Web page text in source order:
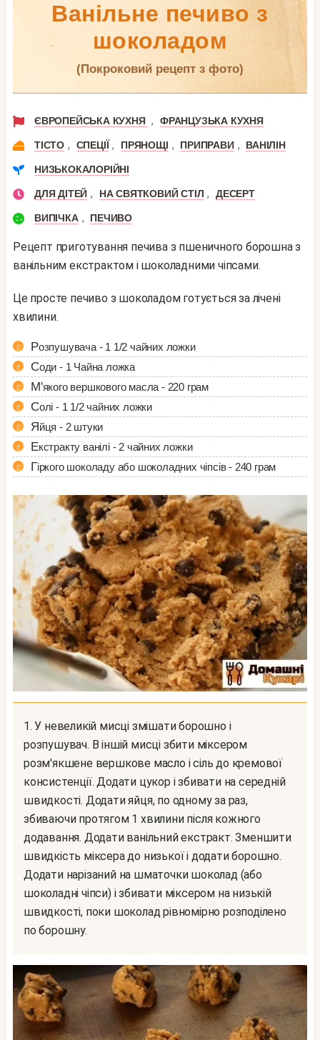
Ванільне печиво з
шоколадом
(покроковий рецепт з фото)
ЄВРОПЕЙСЬКА КУХНЯ , ФРАНЦУЗЬКА КУХНЯ
ТІСТО , СПЕЦІЇ , ПРЯНОЩІ , ПРИПРАВИ , ВАНІЛІН
НИЗЬКОКАЛОРІЙНІ
ДЛЯ ДІТЕЙ , НА СВЯТКОВИЙ СТІЛ , ДЕСЕРТ
ВИПІЧКА , ПЕЧИВО
Рецепт приготування печива з пшеничного борошна з
ванільним екстрактом і шоколадними чіпсами.
Це просте печиво з шоколадом готується за лічені
хвилини.
Розпушувача - 1 1/2 чайних ложки
Соди - 1 Чайна ложка
М'якого вершкового масла - 220 грам
Солі - 1 1/2 чайних ложки
Яйця - 2 штуки
Екстракту ванілі - 2 чайних ложки
Гіркого шоколаду або шоколадних чіпсів - 240 грам
1. У невеликій мисці змішати борошно і
розпушувач. В іншій мисці збити міксером
розм'якшене вершкове масло і сіль до кремової
консистенції. Додати цукор і збивати на середній
швидкості. Додати яйця, по одному за раз,
збиваючи протягом 1 хвилини після кожного
додавання. Додати ванільний екстракт. Зменшити
швидкість міксера до низької і додати борошно.
Додати нарізаний на шматочки шоколад (або
шоколадні чіпси) і збивати міксером на низькій
швидкості, поки шоколад рівномірно розподілено
по борошну.